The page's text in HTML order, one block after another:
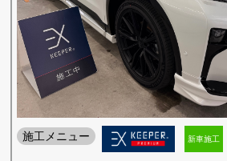
施工メニュー 新車施工